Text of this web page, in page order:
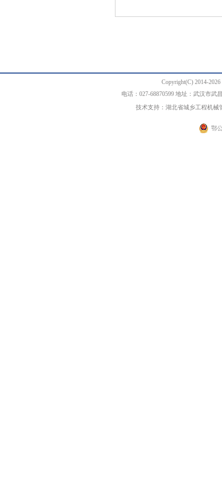
Copyright(C) 2014-
电话：027-68870599 地址：武汉市
技术支持：湖北省城乡工程机
鄂